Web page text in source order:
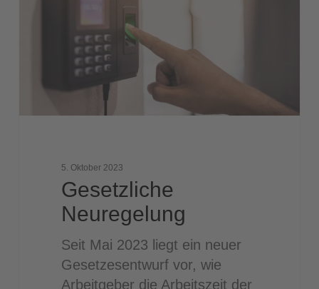
5. Oktober 2023
Gesetzliche
Neuregelung
Seit Mai 2023 liegt ein neuer
Gesetzesentwurf vor, wie
Arbeitgeber die Arbeitszeit der